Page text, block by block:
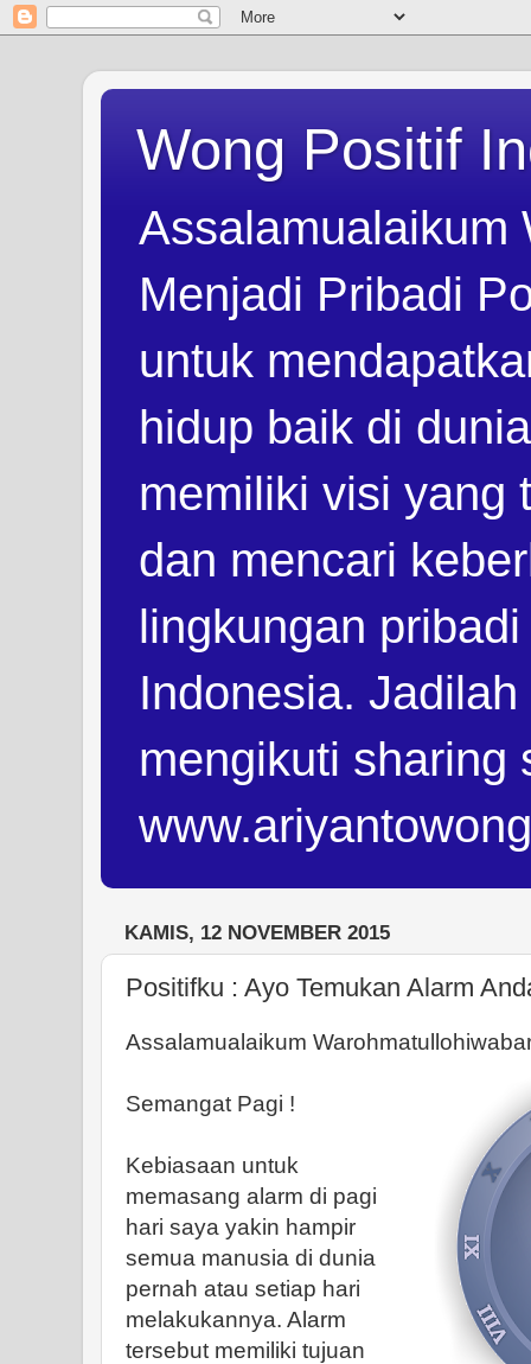
Wong Positif
Assalamualaikum
Menjadi Pribadi
untuk
hidup baik di
memiliki visi yang
dan mencari
lingkungan
Indonesia.
mengikuti sharing
KAMIS, 12 NOVEMBER 2015
Positifku : Ayo Temukan Alarm
Assalamualaikum
Semangat Pagi !
Kebiasaan untuk
memasang alarm di pagi
hari saya yakin hampir
semua manusia di dunia
pernah atau setiap hari
melakukannya. Alarm
tersebut memiliki tujuan